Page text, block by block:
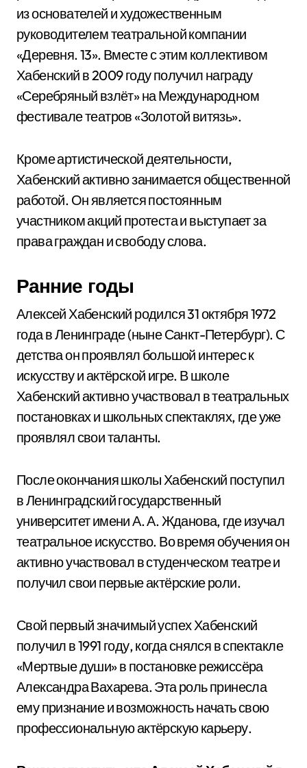
из основателей и художественным
руководителем театральной компании
«Деревня. 13». Вместе с этим коллективом
Хабенский в 2009 году получил награду
«Серебряный взлёт» на Международном
фестивале театров «Золотой витязь».
Кроме артистической деятельности,
Хабенский активно занимается общественной
работой. Он является постоянным
участником акций протеста и выступает за
права граждан и свободу слова.
Ранние годы
Алексей Хабенский родился 31 октября 1972
года в Ленинграде (ныне Санкт-Петербург). С
детства он проявлял большой интерес к
искусству и актёрской игре. В школе
Хабенский активно участвовал в театральных
постановках и школьных спектаклях, где уже
проявлял свои таланты.
После окончания школы Хабенский поступил
в Ленинградский государственный
университет имени А. А. Жданова, где изучал
театральное искусство. Во время обучения он
активно участвовал в студенческом театре и
получил свои первые актёрские роли.
Свой первый значимый успех Хабенский
получил в 1991 году, когда снялся в спектакле
«Мертвые души» в постановке режиссёра
Александра Вахарева. Эта роль принесла
ему признание и возможность начать свою
профессиональную актёрскую карьеру.